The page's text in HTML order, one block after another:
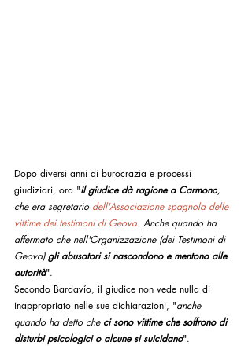
Dopo diversi anni di burocrazia e processi
giudiziari, ora "il giudice dà ragione a Carmona,
che era segretario dell'Associazione spagnola delle
vittime dei testimoni di Geova. Anche quando ha
affermato che nell'Organizzazione (dei Testimoni di
Geova) gli abusatori si nascondono e mentono alle
autorità".
Secondo Bardavío, il giudice non vede nulla di
inappropriato nelle sue dichiarazioni, "anche
quando ha detto che ci sono vittime che soffrono di
disturbi psicologici o alcune si suicidano".